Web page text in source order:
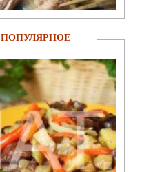
ПОПУЛЯРНОЕ